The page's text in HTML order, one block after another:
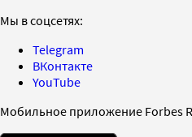
Мы в соцсетях:
Telegram
ВКонтакте
YouTube
Мобильное приложение Forbes